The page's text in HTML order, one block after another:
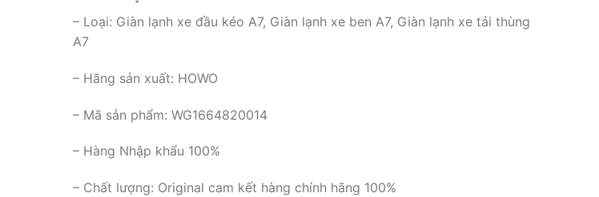
– Loại: Giàn lạnh xe đầu kéo A7, Giàn lạnh xe ben A7, Giàn lạnh xe tải thùng
A7
– Hãng sản xuất: HOWO
– Mã sản phẩm: WG1664820014
– Hàng Nhập khẩu 100%
– Chất lượng: Original cam kết hàng chính hãng 100%